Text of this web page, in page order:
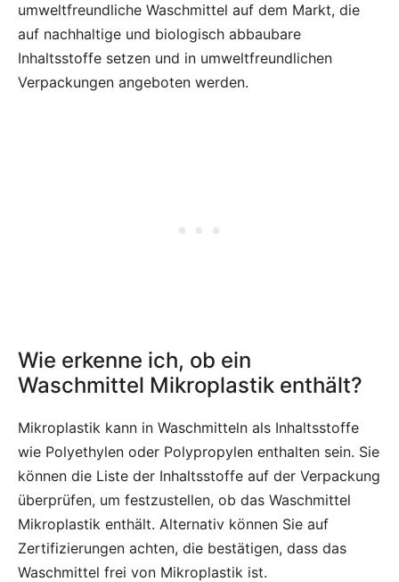
umweltfreundliche Waschmittel auf dem Markt, die
auf nachhaltige und biologisch abbaubare
Inhaltsstoffe setzen und in umweltfreundlichen
Verpackungen angeboten werden.
Wie erkenne ich, ob ein
Waschmittel Mikroplastik enthält?
Mikroplastik kann in Waschmitteln als Inhaltsstoffe
wie Polyethylen oder Polypropylen enthalten sein. Sie
können die Liste der Inhaltsstoffe auf der Verpackung
überprüfen, um festzustellen, ob das Waschmittel
Mikroplastik enthält. Alternativ können Sie auf
Zertifizierungen achten, die bestätigen, dass das
Waschmittel frei von Mikroplastik ist.